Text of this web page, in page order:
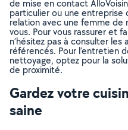
de mise en contact
particulier ou une entreprise
relation avec une femme de
vous. Pour vous rassurer et
n’hésitez pas à consulter les
référencés. Pour l’entretien
nettoyage, optez pour la
de proximité.
Gardez votre
saine